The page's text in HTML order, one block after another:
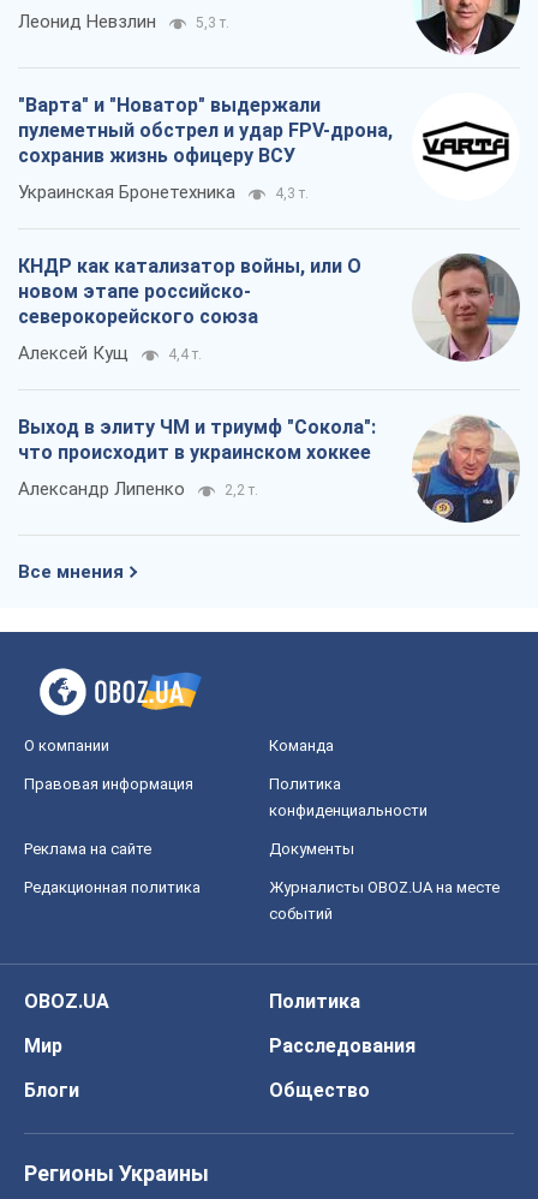
Леонид Невзлин 5,3 т.
"Варта" и "Новатор" выдержали
пулеметный обстрел и удар FPV-дрона,
сохранив жизнь офицеру ВСУ
Украинская Бронетехника 4,3 т.
КНДР как катализатор войны, или О
новом этапе российско-
северокорейского союза
Алексей Кущ 4,4 т.
Выход в элиту ЧМ и триумф "Сокола":
что происходит в украинском хоккее
Александр Липенко 2,2 т.
Все мнения
О компании Команда
Правовая информация
Политика
конфиденциальности
Реклама на сайте Документы
Редакционная политика
Журналисты OBOZ.UA на месте
событий
OBOZ.UA
Политика
Мир
Расследования
Блоги
Общество
Регионы Украины